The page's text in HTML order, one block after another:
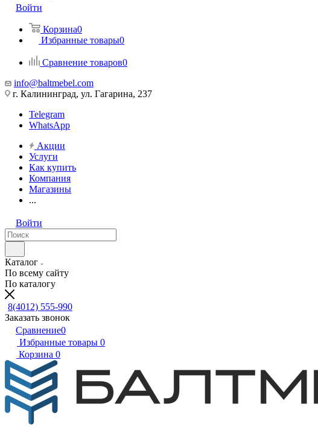
Войти
Корзина0
Избранные товары0
Сравнение товаров0
info@baltmebel.com
г. Калининград, ул. Гагарина, 237
Telegram
WhatsApp
Акции
Услуги
Как купить
Компания
Магазины
...
Войти
Каталог
По всему сайту
По каталогу
8(4012) 555-990
Заказать звонок
Сравнение0
Избранные товары 0
Корзина 0